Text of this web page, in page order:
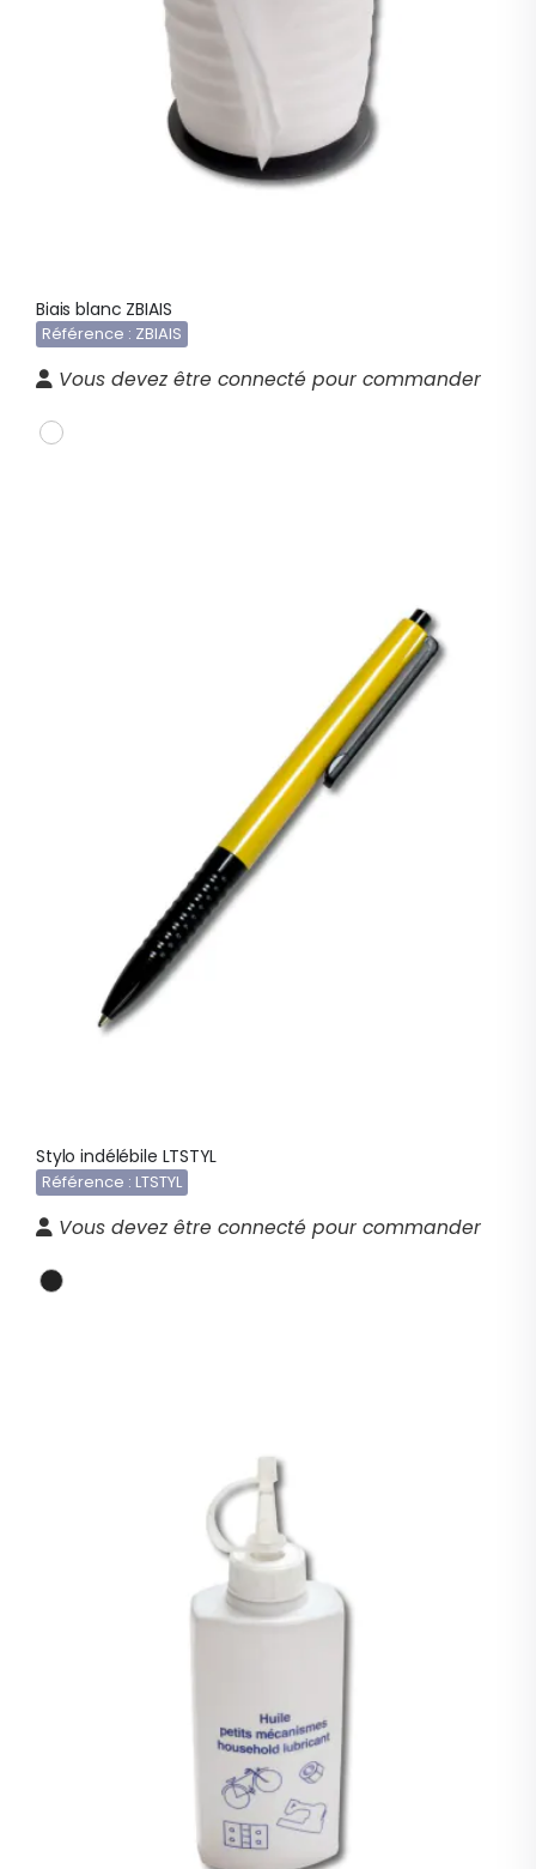
Biais blanc ZBIAIS
Référence : ZBIAIS
Vous devez être connecté pour commander
Stylo indélébile LTSTYL
Référence : LTSTYL
Vous devez être connecté pour commander